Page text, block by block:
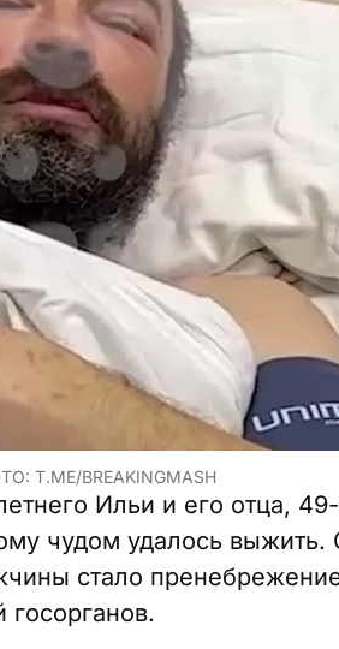
BREAKINGMASH
Ильи и его отца,
чудом удалось выжить.
стало
госорганов.